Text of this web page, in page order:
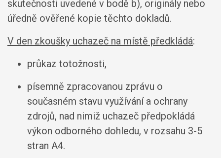
skutečnosti uvedené v bodě b), originály nebo
úředně ověřené kopie těchto dokladů.
V den zkoušky uchazeč na místě předkládá:
průkaz totožnosti,
písemně zpracovanou zprávu o
současném stavu využívání a ochrany
zdrojů, nad nimiž uchazeč předpokládá
výkon odborného dohledu, v rozsahu 3-5
stran A4.